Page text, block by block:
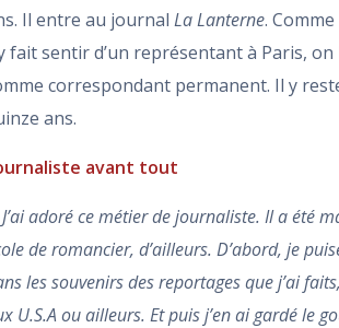
Il entre au journal La Lanterne.
fait sentir d’un représentant à Paris, on
correspondant permanent. Il y
ans.
avant tout
J’ai adoré ce métier de journaliste. Il a été
de romancier, d’ailleurs. D’abord, je
les souvenirs des reportages que j’ai
U.S.A ou ailleurs. Et puis j’en ai gardé le